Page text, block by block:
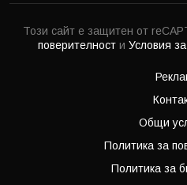
Този сайт е защитен от
поверителност и Условия
Общи
Политика за
Политика за